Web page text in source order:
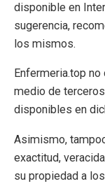
disponible en
sugerencia,
los mismos.
Enfermeria.top
medio de
disponibles en
Asimismo,
exactitud,
su propiedad a